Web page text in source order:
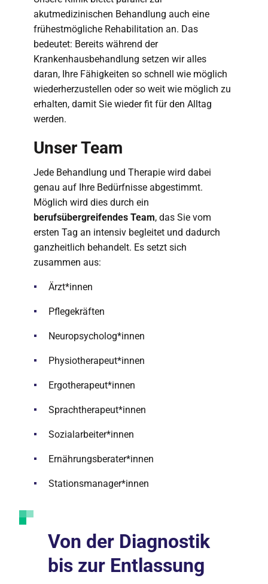
akutmedizinischen Behandlung auch eine
frühestmögliche Rehabilitation an. Das
bedeutet: Bereits während der
Krankenhausbehandlung setzen wir alles
daran, Ihre Fähigkeiten so schnell wie möglich
wiederherzustellen oder so weit wie möglich zu
erhalten, damit Sie wieder fit für den Alltag
werden.
Unser Team
Jede Behandlung und Therapie wird dabei
genau auf Ihre Bedürfnisse abgestimmt.
Möglich wird dies durch ein
berufsübergreifendes Team, das Sie vom
ersten Tag an intensiv begleitet und dadurch
ganzheitlich behandelt. Es setzt sich
zusammen aus:
Ärzt*innen
Pflegekräften
Neuropsycholog*innen
Physiotherapeut*innen
Ergotherapeut*innen
Sprachtherapeut*innen
Sozialarbeiter*innen
Ernährungsberater*innen
Stationsmanager*innen
Von der Diagnostik
bis zur Entlassung